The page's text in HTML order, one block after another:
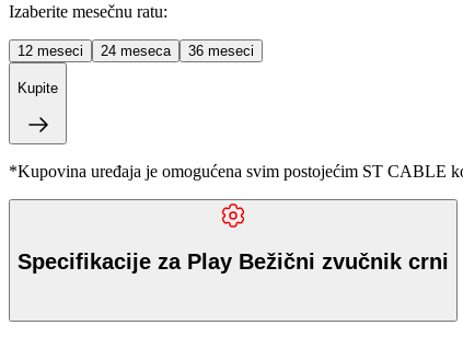
Izaberite mesečnu ratu:
12 meseci 24 meseca 36 meseci
Kupite
*Kupovina uređaja je omogućena svim postojećim ST CABLE
Specifikacije za Play Bežični zvučnik crni